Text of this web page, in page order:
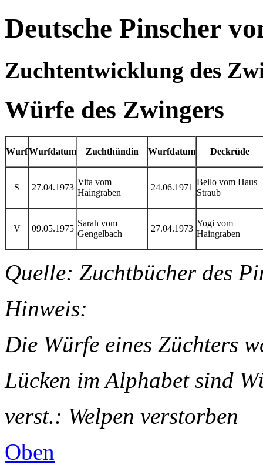
Deutsche Pinscher
Zuchtentwicklung des
Würfe des Zwingers
WurfWurfdatum Zuchthündin Wurfdatum Deckrüde
S 27.04.1973
Vita vom
Haingraben
24.06.1971
Bello vom Haus
Straub
V 09.05.1975
Sarah vom
Gengelbach
27.04.1973
Yogi vom
Haingraben
Quelle: Zuchtbücher des
Hinweis:
Die Würfe eines Züchters
Lücken im Alphabet sind
verst.: Welpen verstorben
Oben